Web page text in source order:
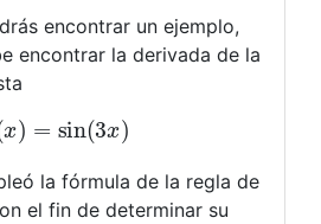
encontrar un ejemplo,
encontrar la derivada de la
(x) sin(3x)
la fórmula de la regla de
el fin de determinar su